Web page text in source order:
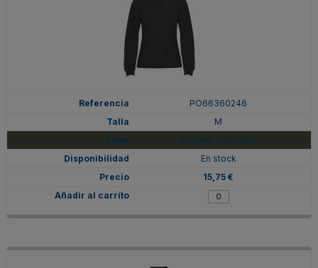
PO66360246
M
PLOMO OSCURO
En stock
15,75 €